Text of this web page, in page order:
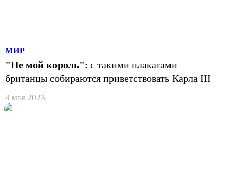
МИР
"Не мой король": с такими плакатами
британцы собираются приветствовать Карла III
4 мая 2023